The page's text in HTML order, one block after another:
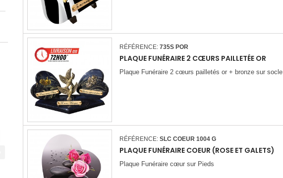
RÉFÉRENCE: 735S POR
PLAQUE FUNÉRAIRE 2 CŒURS PAILLETÉE OR
Plaque Funéraire 2 cœurs pailletés or + bronze sur socle
RÉFÉRENCE: SLC COEUR 1004 G
PLAQUE FUNÉRAIRE COEUR (ROSE ET GALETS)
Plaque Funéraire cœur sur Pieds